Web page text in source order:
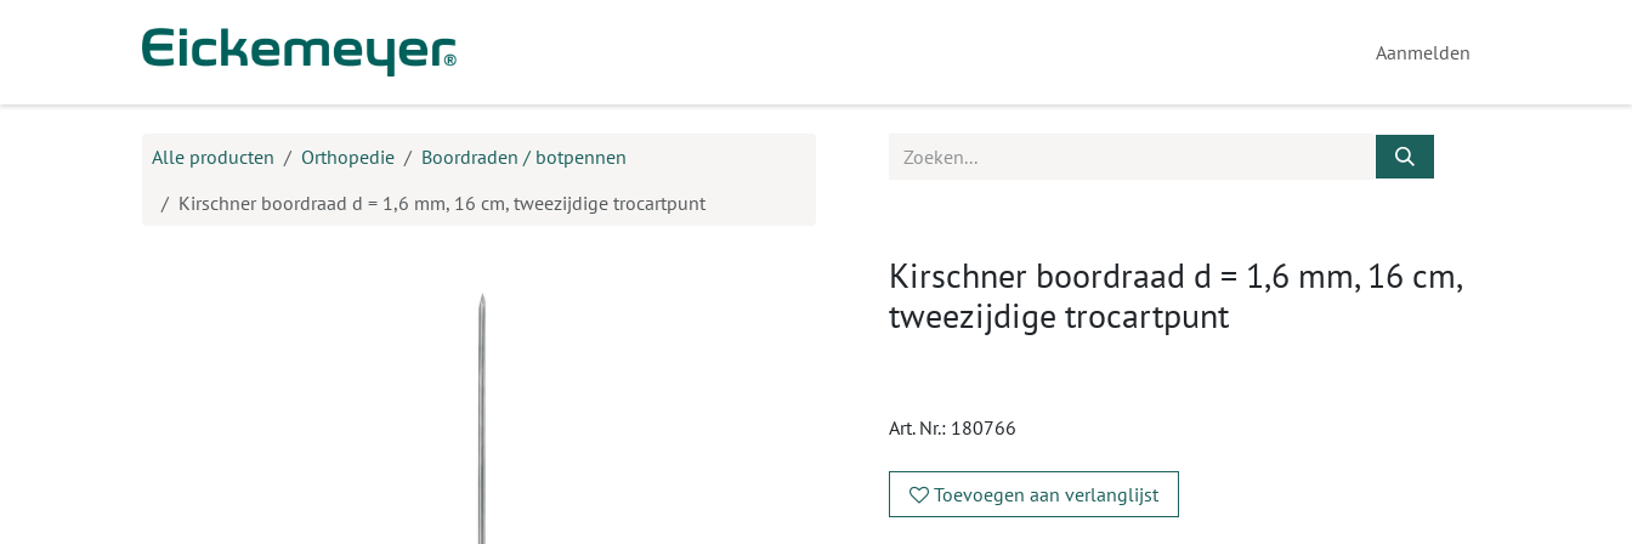
Aanmelden
Alle producten Orthopedie
Boordraden / botpennen
Kirschner boordraad d = 1,6 mm, 16 cm, tweezijdige trocartpunt
Kirschner boordraad d = 1,6 mm, 16 cm,
tweezijdige trocartpunt
Art. Nr.: 180766
Toevoegen aan verlanglijst